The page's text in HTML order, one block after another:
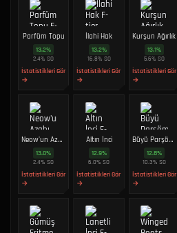
Parfüm Topu
13.2%
2.4%SO
İstatistikleri Gör
→
İlahi Hak
13.2%
16.8% SO
İstatistikleri Gör
→
Kurşun Ağırlık
13.1%
5.6% SO
İstatistikleri Gör
→
Neow'un Azabı
13.0%
2.4%SO
İstatistikleri Gör
→
Altın İnci
12.9%
6.0%SO
İstatistikleri Gör
→
Büyü Parşömeni
12.8%
10.3% SO
İstatistikleri Gör
→